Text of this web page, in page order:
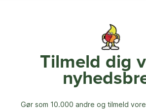
Tilmeld dig
Gør som 10.000 andre og tilmeld